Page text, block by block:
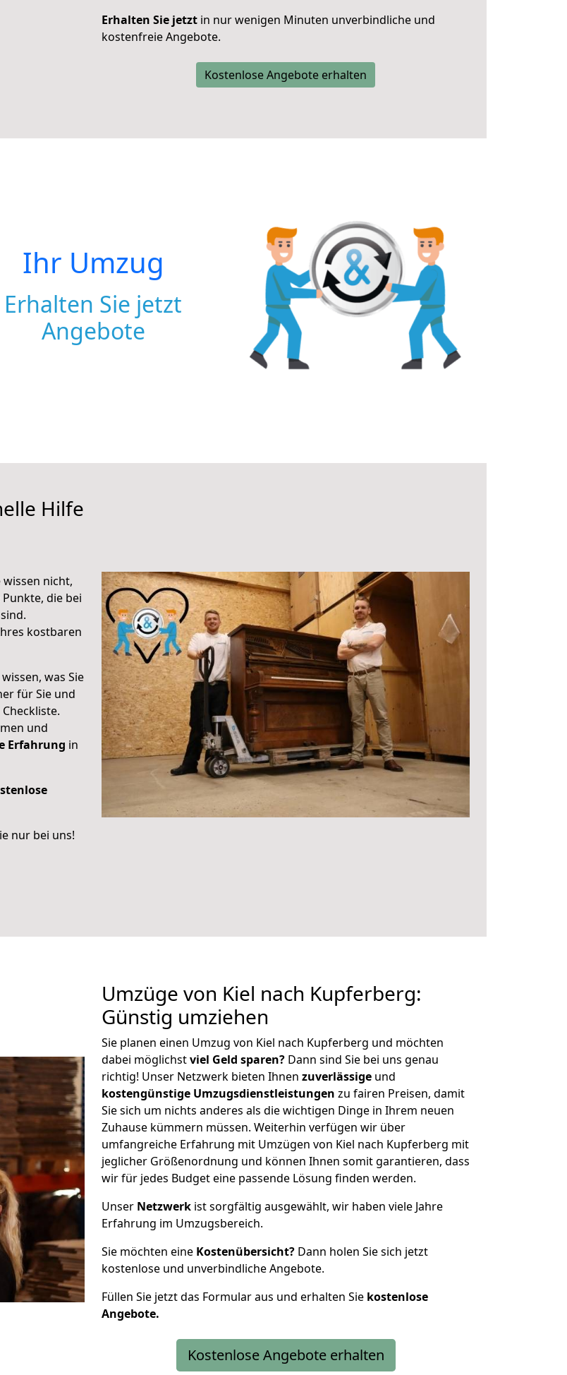
Erhalten Sie jetzt in nur wenigen Minuten unverbindliche und
kostenfreie Angebote.
Kostenlose Angebote erhalten
Ihr Umzug
Erhalten Sie jetzt
Angebote
Hilfe
nicht,
die bei
kostbaren
was Sie
für Sie und
und
Erfahrung in
nur bei uns!
Umzüge von Kiel nach Kupferberg:
Günstig umziehen
Sie planen einen Umzug von Kiel nach Kupferberg und möchten
dabei möglichstviel Geld sparen? Dann sind Sie bei uns genau
richtig! Unser Netzwerk bieten Ihnen zuverlässige und
kostengünstige Umzugsdienstleistungen zu fairen Preisen, damit
Sie sich um nichts anderes als die wichtigen Dinge in Ihrem neuen
Zuhause kümmern müssen. Weiterhin verfügen wir über
umfangreiche Erfahrung mit Umzügen von Kiel nach Kupferberg mit
jeglicher Größenordnung und können Ihnen somit garantieren, dass
wir für jedes Budget eine passende Lösung finden werden.
Unser Netzwerk ist sorgfältig ausgewählt, wir haben viele Jahre
Erfahrung im Umzugsbereich.
Sie möchten eine Kostenübersicht? Dann holen Sie sich jetzt
kostenlose und unverbindliche Angebote.
Füllen Sie jetzt das Formular aus und erhalten Sie kostenlose
Angebote.
Kostenlose Angebote erhalten